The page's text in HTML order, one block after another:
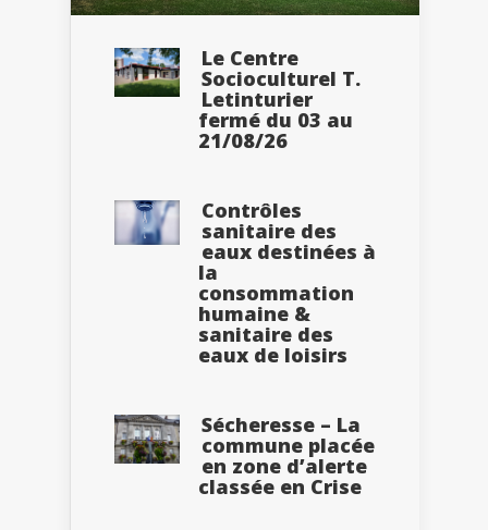
Le Centre
Socioculturel T.
Letinturier
fermé du 03 au
21/08/26
Contrôles
sanitaire des
eaux destinées à
la
consommation
humaine &
sanitaire des
eaux de loisirs
Sécheresse – La
commune placée
en zone d’alerte
classée en Crise